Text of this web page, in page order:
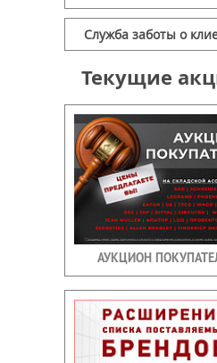
Служба заботы о
Текущие
АУКЦИОН